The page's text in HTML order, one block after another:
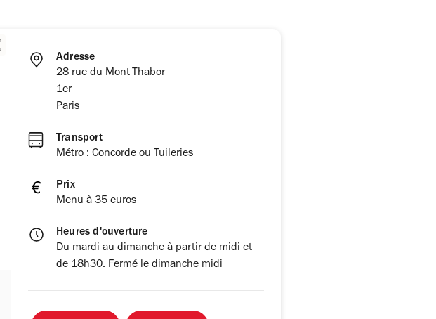
Adresse
28 rue du Mont-Thabor
1er
Paris
Transport
Métro : Concorde ou Tuileries
Prix
Menu à 35 euros
Heures d'ouverture
Du mardi au dimanche à partir de midi et
de 18h30. Fermé le dimanche midi